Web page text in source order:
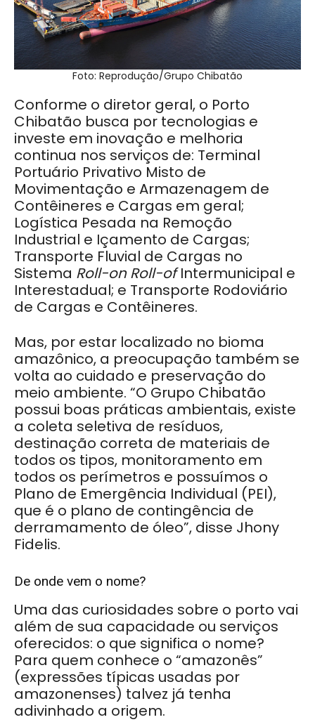
Foto: Reprodução/Grupo Chibatão
Conforme o diretor geral, o Porto
Chibatão busca por tecnologias e
investe em inovação e melhoria
continua nos serviços de: Terminal
Portuário Privativo Misto de
Movimentação e Armazenagem de
Contêineres e Cargas em geral;
Logística Pesada na Remoção
Industrial e Içamento de Cargas;
Transporte Fluvial de Cargas no
Sistema Roll-on Roll-ofIntermunicipal e
Interestadual; e Transporte Rodoviário
de Cargas e Contêineres.
Mas, por estar localizado no bioma
amazônico, a preocupação também se
volta ao cuidado e preservação do
meio ambiente. “O Grupo Chibatão
possui boas práticas ambientais, existe
a coleta seletiva de resíduos,
destinação correta de materiais de
todos os tipos, monitoramento em
todos os perímetros e possuímos o
Plano de Emergência Individual (PEI),
que é o plano de contingência de
derramamento de óleo”, disse Jhony
Fidelis.
De onde vem o nome?
Uma das curiosidades sobre o porto vai
além de sua capacidade ou serviços
oferecidos: o que significa o nome?
Para quem conhece o “amazonês”
(expressões típicas usadas por
amazonenses) talvez já tenha
adivinhado a origem.